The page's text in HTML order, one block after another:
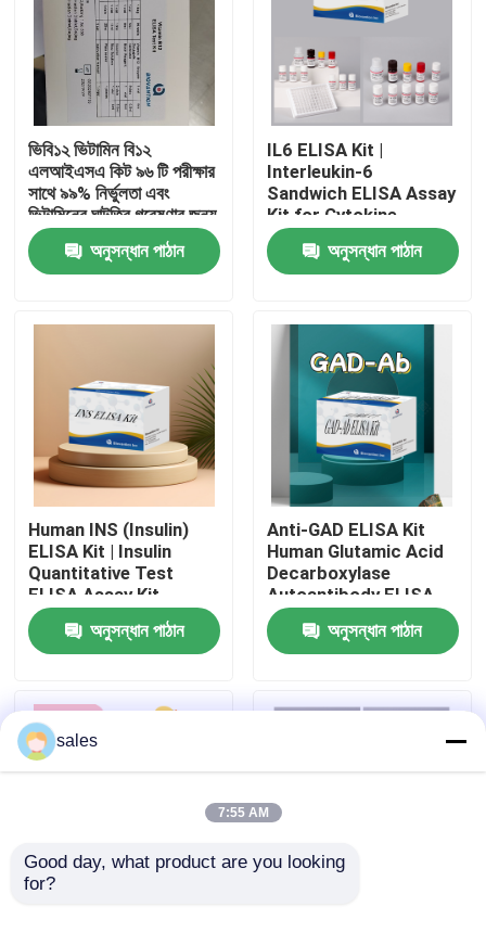
আমাদের সম্পর্কে
কারখানা ভ্রমণ
মান নিয়ন্ত্রণ
আমাদের সাথে যোগাযোগ করুন
খবর
VR Show
ভিবি১২ ভিটামিন বি১২
এলআইএসএ কিট ৯৬ টি পরীক্ষার
সাথে ৯৯% নির্ভুলতা এবং
ভিটামিনের ঘাটতির গবেষণার জন্য
১ ঘন্টা পরীক্ষার সময়
অনুসন্ধান পাঠান
IL6 ELISA Kit |
Interleukin-6
Sandwich ELISA Assay
Kit for Cytokine
Quantitative Detection
in Biological Samples,
Serum, Plasma, Cell
অনুসন্ধান পাঠান
Human INS (Insulin)
ELISA Kit | Insulin
Quantitative Test
ELISA Assay Kit,
Sandwich ELISA For
Serum Plasma 96
Tests Laboratory
অনুসন্ধান পাঠান
Anti-GAD ELISA Kit
Human Glutamic Acid
Decarboxylase
Autoantibody ELISA
KiT GAD-Ab / GAD65
Autoantibody Enzyme
Linked
Test Kit
অনুসন্ধান পাঠান
sales
7:55 AM
Good day, what product are you looking
for?